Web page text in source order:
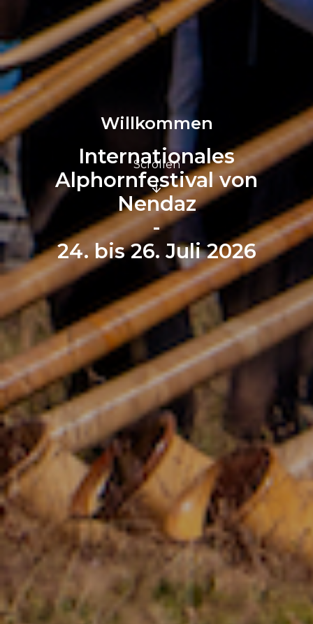
Willkommen
Internationales
Alphornfestival von
Nendaz
-
24. bis 26. Juli 2026
Scrollen